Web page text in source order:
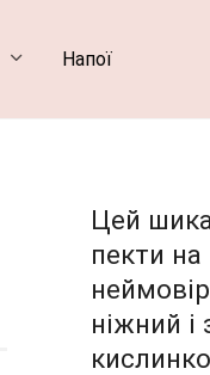
Напої
Цей
пекти
ніжний і